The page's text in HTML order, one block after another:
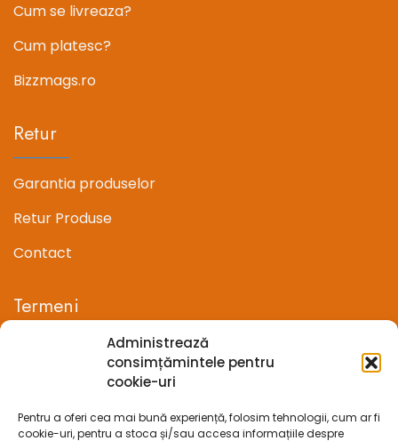
Administrează
consimțămintele pentru
cookie-uri
Pentru a oferi cea mai bună experiență, folosim tehnologii, cum ar fi
cookie-uri, pentru a stoca și/sau accesa informațiile despre
Cum se livreaza?
Cum platesc?
Bizzmags.ro
Retur
Garantia produselor
Retur Produse
Contact
Termeni
Termeni si conditii
Confidentialitate
Politica cookie-uri (UE)